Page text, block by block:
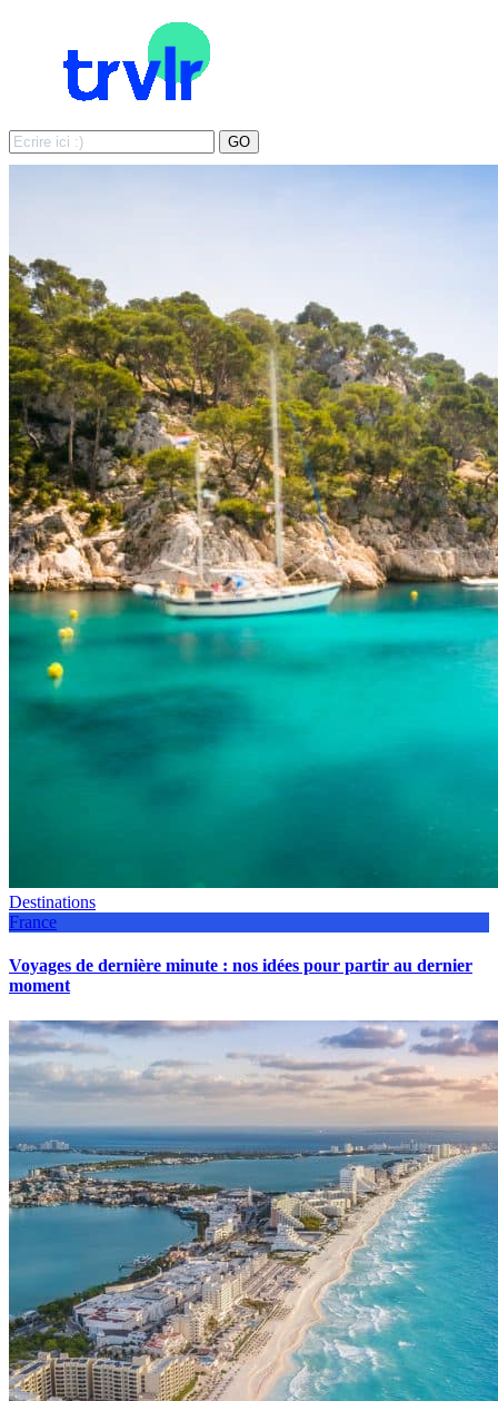
Search
for:
GO
Destinations
France
Voyages de dernière minute : nos idées pour partir au dernier
moment